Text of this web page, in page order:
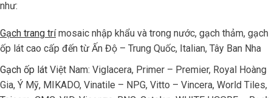
như:
Gạch trang trímosaic nhập khẩu và trong nước, gạch thảm, gạch
ốp lát cao cấp đến từ Ấn Độ – Trung Quốc, Italian, Tây Ban Nha
Gạch ốp lát Việt Nam: Viglacera, Primer – Premier, Royal Hoàng
Gia, Ý Mỹ, MIKADO, Vinatile – NPG, Vitto – Vincera, World Tiles,